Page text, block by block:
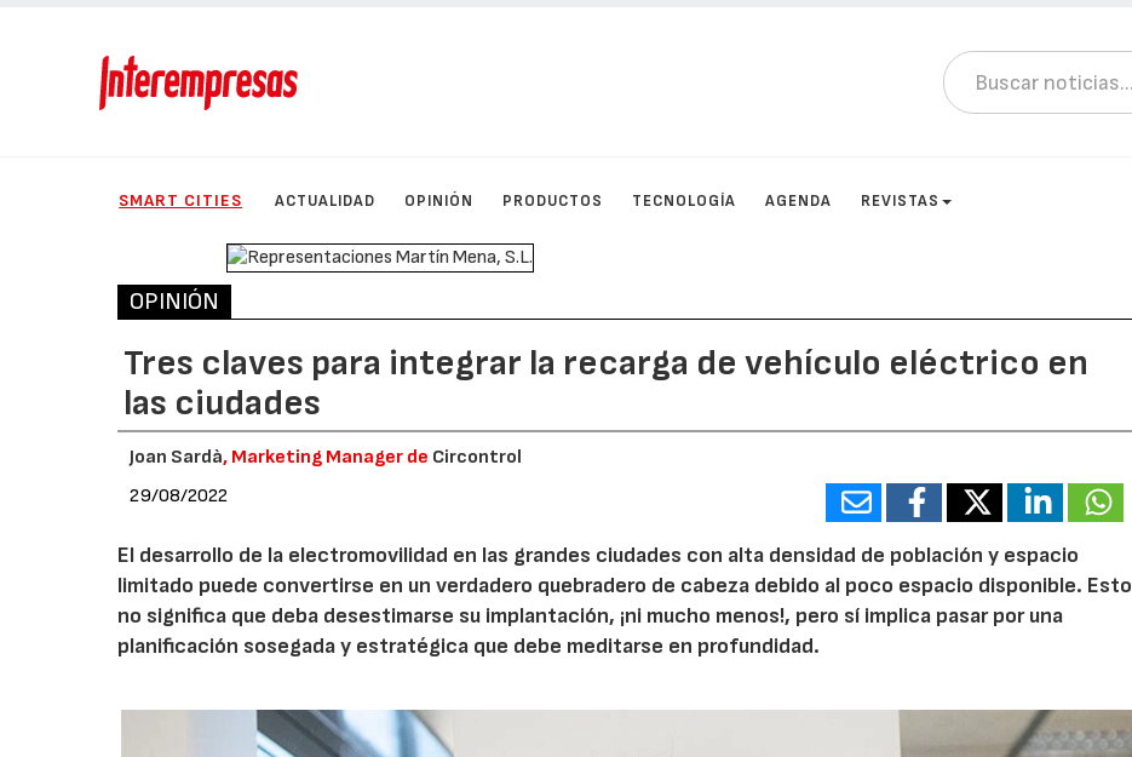
SMART CITIES ACTUALIDAD OPINIÓN PRODUCTOS TECNOLOGÍA AGENDA REVISTAS
OPINIÓN
Tres claves para integrar la recarga de vehículo eléctrico en
las ciudades
Joan Sardà, Marketing Manager de Circontrol
29/08/2022
El desarrollo de la electromovilidad en las grandes ciudades con alta densidad de población y espacio
limitado puede convertirse en un verdadero quebradero de cabeza debido al poco espacio disponible. Esto
no significa que deba desestimarse su implantación, ¡ni mucho menos!, pero sí implica pasar por una
planificación sosegada y estratégica que debe meditarse en profundidad.